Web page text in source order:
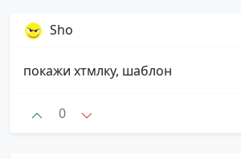
Sho
покажи хтмлку, шаблон
0